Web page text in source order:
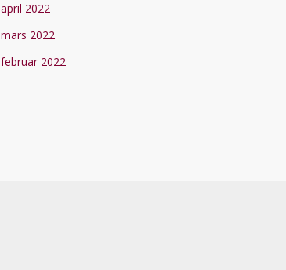
april 2022
mars 2022
februar 2022